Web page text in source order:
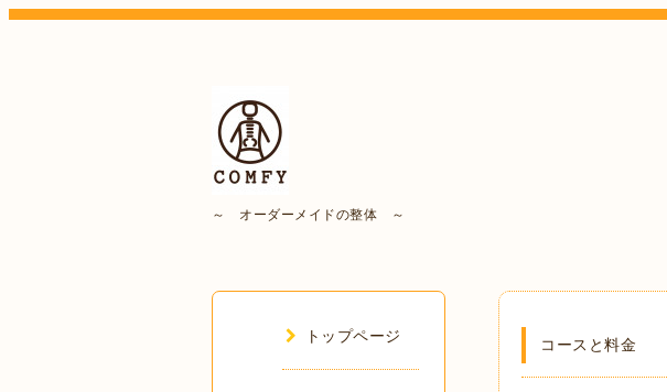
～ オーダーメイドの整体 ～
コースと料金
トップページ